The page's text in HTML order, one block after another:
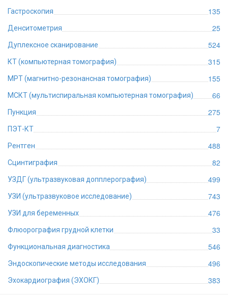
Гастроскопия 135
Денситометрия 25
Дуплексное сканирование 524
КТ (компьютерная томография) 315
МРТ (магнитно-резонансная томография) 155
МСКТ (мультиспиральная компьютерная томография) 66
Пункция 275
ПЭТ-КТ 7
Рентген 488
Сцинтиграфия 82
УЗДГ (ультразвуковая допплерография) 499
УЗИ (ультразвуковое исследование) 743
УЗИ для беременных 476
Флюорография грудной клетки 33
Функциональная диагностика 546
Эндоскопические методы исследования 496
Эхокардиография (ЭХОКГ) 383